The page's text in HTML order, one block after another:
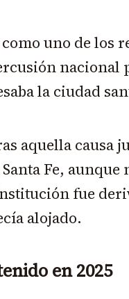
uno de los
nacional
la ciudad
aquella causa
Fe,
fue
alojado.
en 2025